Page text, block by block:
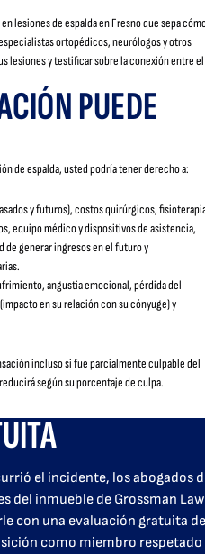
lesiones de espalda en Fresno que sepa
ortopédicos, neurólogos y otros
lesiones y testificar sobre la conexión entre el
PUEDE
de espalda, usted podría tener derecho a:
y futuros), costos quirúrgicos,
equipo médico y dispositivos de asistencia,
de generar ingresos en el futuro y
angustia emocional, pérdida del
en su relación con su cónyuge) y
incluso si fue parcialmente culpable del
según su porcentaje de culpa.
el incidente, los abogados
del inmueble de Grossman Law
con una evaluación gratuita de
como miembro respetado